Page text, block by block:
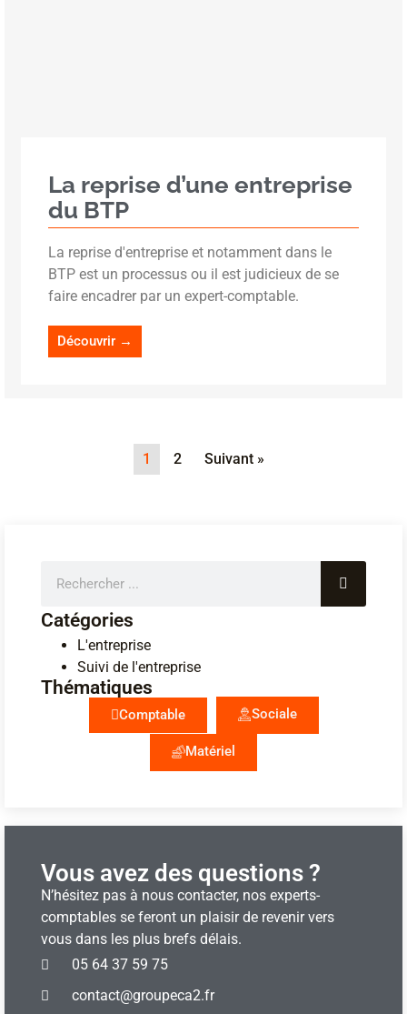
La reprise d’une entreprise
du BTP
La reprise d'entreprise et notamment dans le
BTP est un processus ou il est judicieux de se
faire encadrer par un expert-comptable.
Découvrir →
1 2 Suivant »
Catégories
L'entreprise
Suivi de l'entreprise
Thématiques
Comptable Sociale
Matériel
Vous avez des questions ?
N’hésitez pas à nous contacter, nos experts-
comptables se feront un plaisir de revenir vers
vous dans les plus brefs délais.
05 64 37 59 75
contact@groupeca2.fr